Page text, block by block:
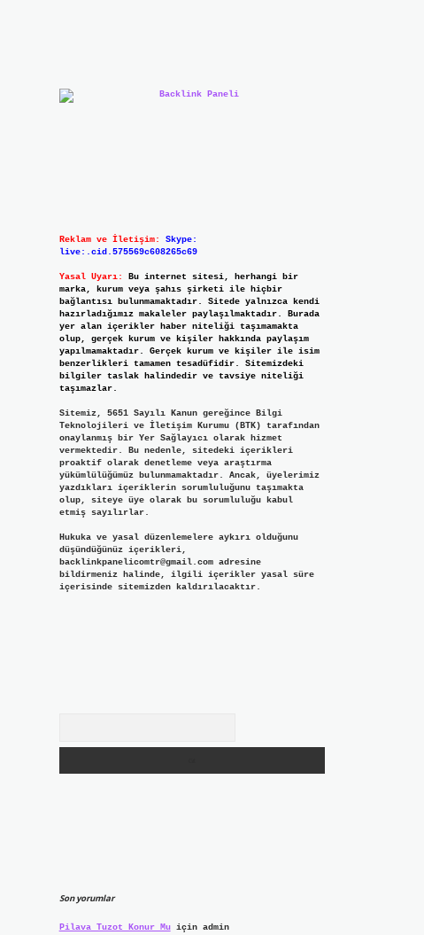
Reklam ve İletişim:
Skype:
live:.cid.575569c608265c69
Yasal Uyarı:
Bu internet sitesi, herhangi bir
marka, kurum veya şahıs şirketi ile hiçbir
bağlantısı bulunmamaktadır. Sitede yalnızca kendi
hazırladığımız makaleler paylaşılmaktadır. Burada
yer alan içerikler haber niteliği taşımamakta
olup, gerçek kurum ve kişiler hakkında paylaşım
yapılmamaktadır. Gerçek kurum ve kişiler ile isim
benzerlikleri tamamen tesadüfidir. Sitemizdeki
bilgiler taslak halindedir ve tavsiye niteliği
taşımazlar.
Sitemiz, 5651 Sayılı Kanun gereğince Bilgi
Teknolojileri ve İletişim Kurumu (BTK) tarafından
onaylanmış bir Yer Sağlayıcı olarak hizmet
vermektedir. Bu nedenle, sitedeki içerikleri
proaktif olarak denetleme veya araştırma
yükümlülüğümüz bulunmamaktadır. Ancak, üyelerimiz
yazdıkları içeriklerin sorumluluğunu taşımakta
olup, siteye üye olarak bu sorumluluğu kabul
etmiş sayılırlar.
Hukuka ve yasal düzenlemelere aykırı olduğunu
düşündüğünüz içerikleri,
backlinkpanelicomtr@gmail.comadresine
bildirmeniz halinde, ilgili içerikler yasal süre
içerisinde sitemizden kaldırılacaktır.
Son yorumlar
Pilava Tuzot Konur Muiçin admin